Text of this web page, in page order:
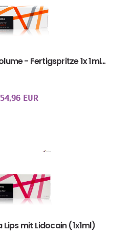
- Fertigspritze 1x 1ml...
54,96 EUR
mit Lidocain (1x1ml)